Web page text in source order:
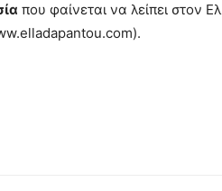
που φαίνεται να λείπει στον